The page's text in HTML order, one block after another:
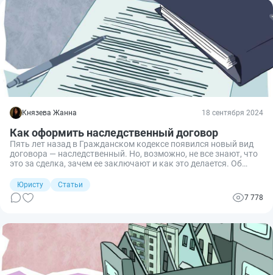
Князева Жанна 18 сентября 2024
Как оформить наследственный договор
Пять лет назад в Гражданском кодексе появился новый вид
договора — наследственный. Но, возможно, не все знают, что
это за сделка, зачем ее заключают и как это делается. Об
речь.
Юристу
Статьи
7 778